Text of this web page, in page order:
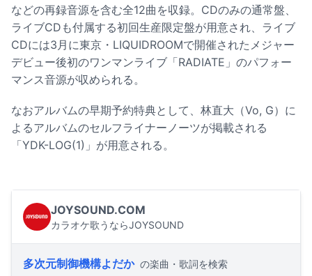
などの再録音源を含む全12曲を収録。CDのみの通常盤、
ライブCDも付属する初回生産限定盤が用意され、ライブ
CDには3月に東京・LIQUIDROOMで開催されたメジャー
デビュー後初のワンマンライブ「RADIATE」のパフォー
マンス音源が収められる。
なおアルバムの早期予約特典として、林直大（Vo, G）に
よるアルバムのセルフライナーノーツが掲載される
「YDK-LOG(1)」が用意される。
JOYSOUND.COM
カラオケ歌うならJOYSOUND
多次元制御機構よだか の楽曲・歌詞を検索